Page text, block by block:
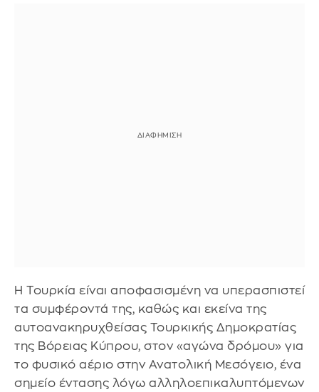
Η Τουρκία είναι αποφασισμένη να υπερασπιστεί
τα συμφέροντά της, καθώς και εκείνα της
αυτοανακηρυχθείσας Τουρκικής Δημοκρατίας
της Βόρειας Κύπρου, στον «αγώνα δρόμου» για
το φυσικό αέριο στην Ανατολική Μεσόγειο, ένα
σημείο έντασης λόγω αλληλοεπικαλυπτόμενων